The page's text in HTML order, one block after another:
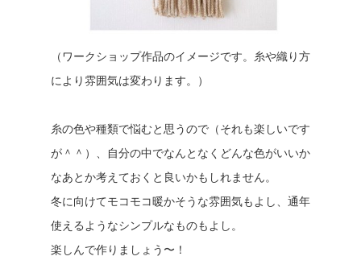
（ワークショップ作品のイメージです。糸や織り方
により雰囲気は変わります。）
糸の色や種類で悩むと思うので（それも楽しいです
が＾＾）、自分の中でなんとなくどんな色がいいか
なあとか考えておくと良いかもしれません。
冬に向けてモコモコ暖かそうな雰囲気もよし、通年
使えるようなシンプルなものもよし。
楽しんで作りましょう〜！